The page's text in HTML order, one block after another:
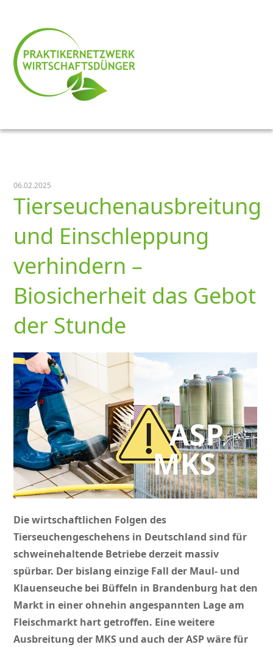
06.02.2025
Tierseuchenausbreitung
und Einschleppung
verhindern –
Biosicherheit das Gebot
der Stunde
Die wirtschaftlichen Folgen des
Tierseuchengeschehens in Deutschland sind für
schweinehaltende Betriebe derzeit massiv
spürbar. Der bislang einzige Fall der Maul- und
Klauenseuche bei Büffeln in Brandenburg hat den
Markt in einer ohnehin angespannten Lage am
Fleischmarkt hart getroffen. Eine weitere
Ausbreitung der MKS und auch der ASP wäre für